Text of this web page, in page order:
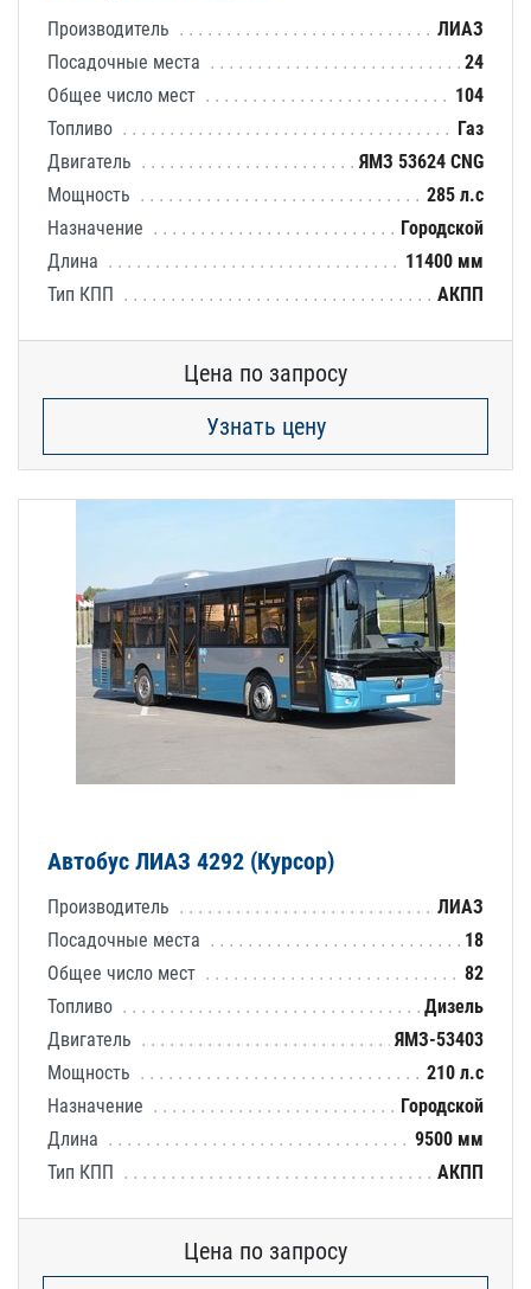
Производитель
ЛИАЗ
Посадочные места
24
Общее число мест
104
Топливо
Газ
Двигатель
ЯМЗ 53624 CNG
Мощность
285 л.с
Назначение
Городской
Длина
11400 мм
Тип КПП
АКПП
Цена по запросу
Узнать цену
Автобус ЛИАЗ 4292 (Курсор)
Производитель
ЛИАЗ
Посадочные места
18
Общее число мест
82
Топливо
Дизель
Двигатель
ЯМЗ-53403
Мощность
210 л.с
Назначение
Городской
Длина
9500 мм
Тип КПП
АКПП
Цена по запросу